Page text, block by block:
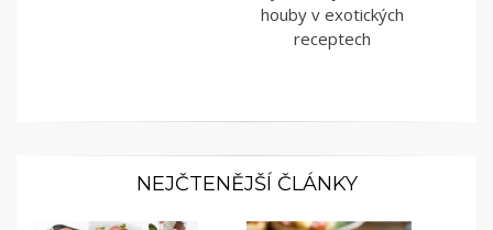
houby v exotických
receptech
NEJČTENĚJŠÍ ČLÁNKY